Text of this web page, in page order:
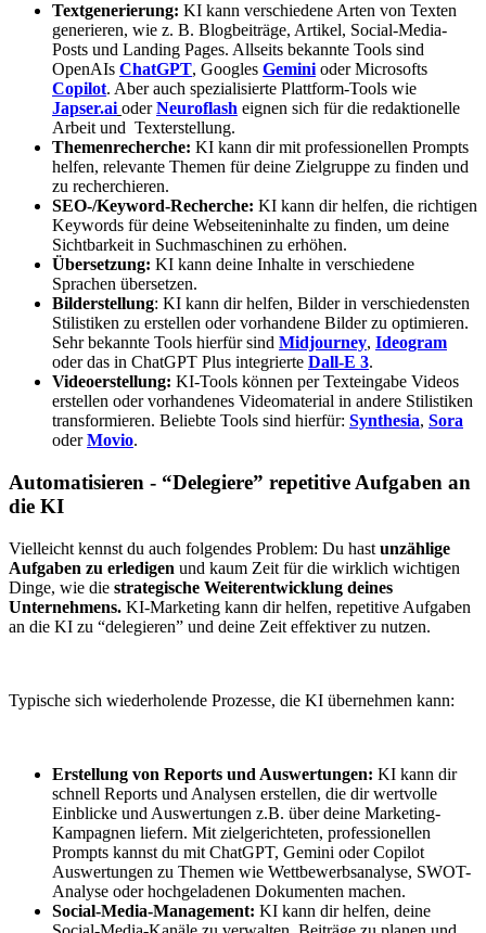
Textgenerierung: KI kann verschiedene Arten von Texten
generieren, wie z. B. Blogbeiträge, Artikel, Social-Media-
Posts und Landing Pages. Allseits bekannte Tools sind
OpenAIs ChatGPT, Googles Gemini oder Microsofts
Copilot. Aber auch spezialisierte Plattform-Tools wie
Japser.ai oderNeuroflash eignen sich für die redaktionelle
Arbeit und Texterstellung.
Themenrecherche: KI kann dir mit professionellen Prompts
helfen, relevante Themen für deine Zielgruppe zu finden und
zu recherchieren.
SEO-/Keyword-Recherche: KI kann dir helfen, die richtigen
Keywords für deine Webseiteninhalte zu finden, um deine
Sichtbarkeit in Suchmaschinen zu erhöhen.
Übersetzung: KI kann deine Inhalte in verschiedene
Sprachen übersetzen.
Bilderstellung: KI kann dir helfen, Bilder in verschiedensten
Stilistiken zu erstellen oder vorhandene Bilder zu optimieren.
Sehr bekannte Tools hierfür sind Midjourney, Ideogram
oder das in ChatGPT Plus integrierte Dall-E 3.
Videoerstellung: KI-Tools können per Texteingabe Videos
erstellen oder vorhandenes Videomaterial in andere Stilistiken
transformieren. Beliebte Tools sind hierfür: Synthesia, Sora
oderMovio.
Automatisieren - “Delegiere” repetitive Aufgaben an
die KI
Vielleicht kennst du auch folgendes Problem: Du hast unzählige
Aufgaben zu erledigen und kaum Zeit für die wirklich wichtigen
Dinge, wie die strategische Weiterentwicklung deines
Unternehmens. KI-Marketing kann dir helfen, repetitive Aufgaben
an die KI zu “delegieren” und deine Zeit effektiver zu nutzen.
Typische sich wiederholende Prozesse, die KI übernehmen kann:
Erstellung von Reports und Auswertungen: KI kann dir
schnell Reports und Analysen erstellen, die dir wertvolle
Einblicke und Auswertungen z.B. über deine Marketing-
Kampagnen liefern. Mit zielgerichteten, professionellen
Prompts kannst du mit ChatGPT, Gemini oder Copilot
Auswertungen zu Themen wie Wettbewerbsanalyse, SWOT-
Analyse oder hochgeladenen Dokumenten machen.
Social-Media-Management: KI kann dir helfen, deine